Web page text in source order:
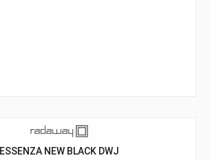
ESSENZA NEW BLACK DWJ